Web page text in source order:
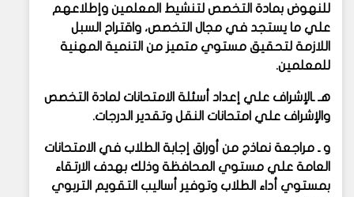
للنهوض بمادة التخصص لتنشيط المعلمين وإطلاعهم
علي ما يستجد في مجال التخصص، واقتراح السبل
اللازمة لتحقيق مستوي متميز من التنمية المهنية
للمعلمين.
هـ ـالإشراف علي إعداد أسئلة الامتحانات لمادة التخصص
والإشراف علي امتحانات النقل وتقدير الدرجات.
و ـ مراجعة نماذج من أوراق إجابة الطلاب في الامتحانات
العامة علي مستوي المحافظة وذلك بهدف الارتقاء
بمستوي أداء الطلاب وتوفير أساليب التقويم التربوي